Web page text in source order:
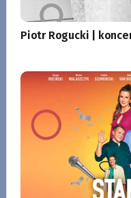
Piotr Rogucki |